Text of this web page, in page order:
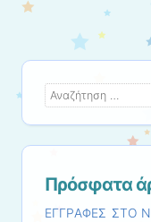
Αναζήτηση
Πρόσφατα
ΕΓΓΡΑΦΕΣ ΣΤΟ